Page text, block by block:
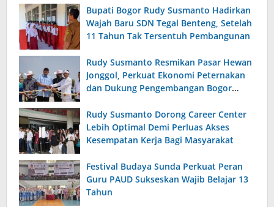
Bupati Bogor Rudy Susmanto Hadirkan
Wajah Baru SDN Tegal Benteng, Setelah
11 Tahun Tak Tersentuh Pembangunan
Rudy Susmanto Resmikan Pasar Hewan
Jonggol, Perkuat Ekonomi Peternakan
dan Dukung Pengembangan Bogor
Rudy Susmanto Dorong Career Center
Lebih Optimal Demi Perluas Akses
Kesempatan Kerja Bagi Masyarakat
Festival Budaya Sunda Perkuat Peran
Guru PAUD Sukseskan Wajib Belajar 13
Tahun